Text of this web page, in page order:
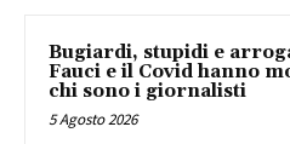
Bugiardi, stupidi e
Fauci e il Covid hanno
chi sono i giornalisti
5 Agosto 2026